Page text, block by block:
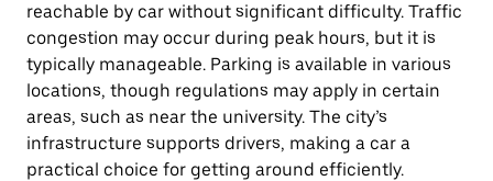
reachable by car without significant difficulty. Traffic
congestion may occur during peak hours, but it is
typically manageable. Parking is available in various
locations, though regulations may apply in certain
areas, such as near the university. The city’s
infrastructure supports drivers, making a car a
practical choice for getting around efficiently.